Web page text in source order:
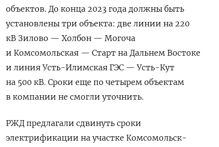
объектов. До конца 2023 года должны быть
установлены три объекта: две линии на 220
кВ Зилово — Холбон — Могоча
и Комсомольская — Старт на Дальнем Востоке
и линия Усть-Илимская ГЭС — Усть-Кут
на 500 кВ. Сроки еще по четырем объектам
в компании не смогли уточнить.
РЖД предлагали сдвинуть сроки
электрификации на участке Комсомольск-